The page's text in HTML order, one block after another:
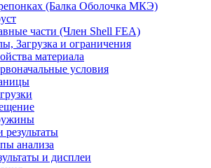
(Балка Оболочка МКЭ)
части (Член Shell FEA)
Загрузка и ограничения
материала
условия
результаты
анализа
и дисплеи